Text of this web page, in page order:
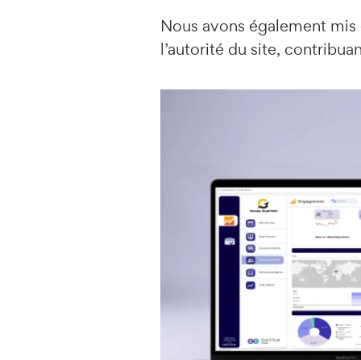
Nous avons également
l’autorité du site,